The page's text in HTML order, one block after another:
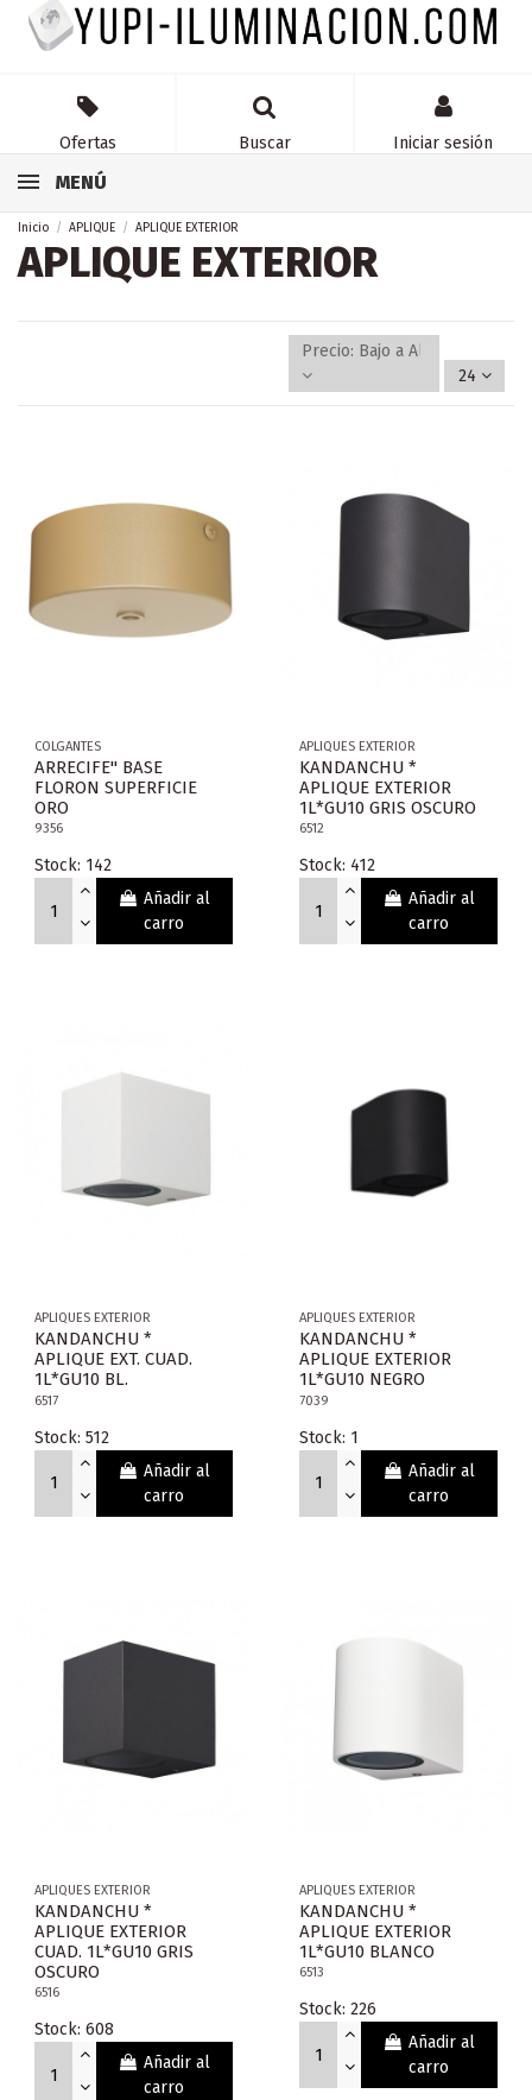
Ofertas Buscar Iniciar sesión
MENÚ
Inicio APLIQUE APLIQUE EXTERIOR
APLIQUE EXTERIOR
Precio: Bajo a Alto
24
COLGANTES
ARRECIFE" BASE
FLORON SUPERFICIE
ORO
9356
Stock: 142
Añadir al
carro
APLIQUES EXTERIOR
KANDANCHU *
APLIQUE EXTERIOR
1L*GU10 GRIS OSCURO
6512
Stock: 412
Añadir al
carro
APLIQUES EXTERIOR
KANDANCHU *
APLIQUE EXT. CUAD.
1L*GU10 BL.
6517
Stock: 512
Añadir al
carro
APLIQUES EXTERIOR
KANDANCHU *
APLIQUE EXTERIOR
1L*GU10 NEGRO
7039
Stock: 1
Añadir al
carro
APLIQUES EXTERIOR
KANDANCHU *
APLIQUE EXTERIOR
CUAD. 1L*GU10 GRIS
OSCURO
6516
Stock: 608
Añadir al
carro
APLIQUES EXTERIOR
KANDANCHU *
APLIQUE EXTERIOR
1L*GU10 BLANCO
6513
Stock: 226
Añadir al
carro